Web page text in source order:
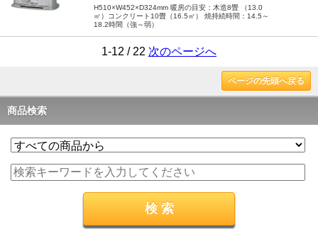
H510×W452×D324mm 暖房の目安：木造8畳 （13.0
㎡）コンクリート10畳（16.5㎡） 焼持続時間：14.5～
18.2時間（強～弱）
1-12 / 22 次のページへ
ページの先頭へ戻る
商品検索